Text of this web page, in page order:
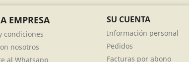
EMPRESA
condiciones
nosotros
al Whatsapp
SU CUENTA
Información personal
Pedidos
Facturas por abono